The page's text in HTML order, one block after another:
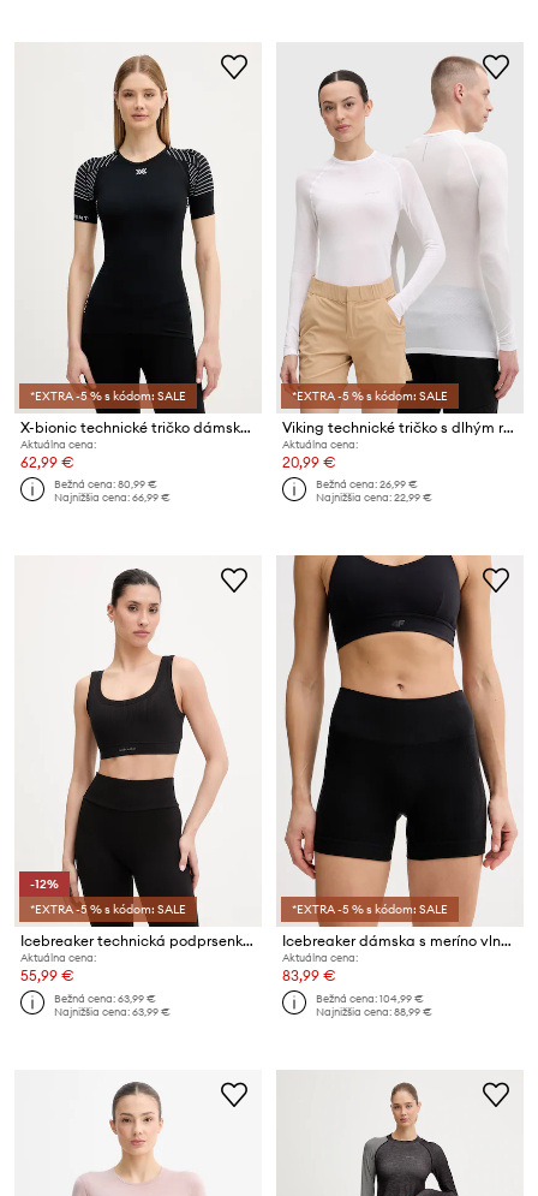
*EXTRA -5 % s kódom: SALE
X-bionic technické tričko dámske INVENT 4.0 LT
Aktuálna cena:
62,99 €
Bežná cena:80,99 €
Najnižšia cena:66,99 €
*EXTRA -5 % s kódom: SALE
Viking technické tričko s dlhým rukávom Easy Dry
Aktuálna cena:
20,99 €
Bežná cena:26,99 €
Najnižšia cena:22,99 €
-12%
*EXTRA -5 % s kódom: SALE
Icebreaker technická podprsenka dámska s prímesou meríno Lotus
Aktuálna cena:
55,99 €
Bežná cena:63,99 €
Najnižšia cena:63,99 €
*EXTRA -5 % s kódom: SALE
Icebreaker dámska s meríno vlnou ZoneKnit Seamless
Aktuálna cena:
83,99 €
Bežná cena:104,99 €
Najnižšia cena:88,99 €